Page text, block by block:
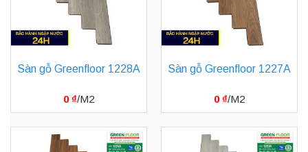
Sàn gỗ Greenfloor 1228A
0 ₫
Sàn gỗ Greenfloor 1227A
0 ₫